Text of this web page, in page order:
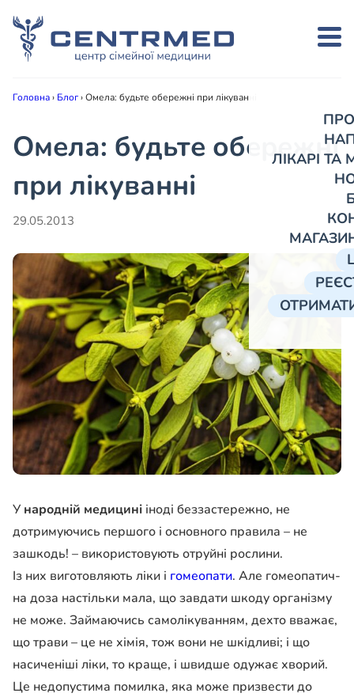
ЛІКАРІ
Головна› Блог›Омела: будьте обережні при лікуванні
Омела: будьте обережні
при лікуванні
29.05.2013
У народній медицині іно­ді беззастережно, не
дотримуючись першо­го і основного правила – не
зашкодь! – використовують отруйні рослини.
Із них виготовляють ліки і гомеопати. Але гомеопатич­
на доза настільки мала, що завдати шкоду організму
не може. Займаючись самоліку­ванням, дехто вважає,
що трави – це не хімія, тож вони не шкідливі; і що
насиченіші ліки, то краще, і швидше оду­жає хворий.
Це недопустима помилка, яка може призвес­ти до